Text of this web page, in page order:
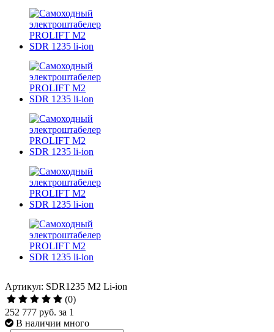
Артикул: SDR1235 M2 Li-ion
(0)
252 777 руб. за 1
В наличии много